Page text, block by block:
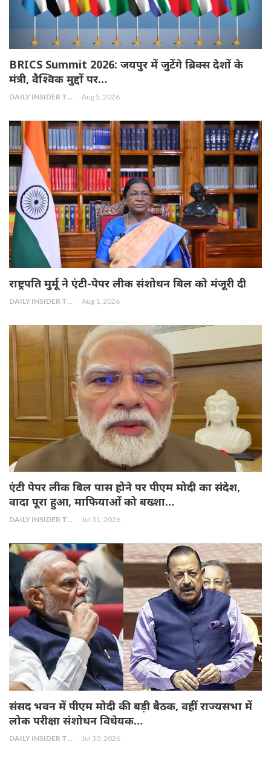
BRICS Summit 2026: जयपुर में जुटेंगे ब्रिक्स देशों के
मंत्री, वैश्विक मुद्दों पर…
DAILY INSIDER TEAM Aug 5, 2026
राष्ट्रपति मुर्मू ने एंटी-पेपर लीक संशोधन बिल को मंजूरी दी
DAILY INSIDER TEAM Aug 1, 2026
एंटी पेपर लीक बिल पास होने पर पीएम मोदी का संदेश,
वादा पूरा हुआ, माफियाओं को बख्शा…
DAILY INSIDER TEAM Jul 31, 2026
संसद भवन में पीएम मोदी की बड़ी बैठक, वहीं राज्यसभा में
लोक परीक्षा संशोधन विधेयक…
DAILY INSIDER TEAM Jul 30, 2026